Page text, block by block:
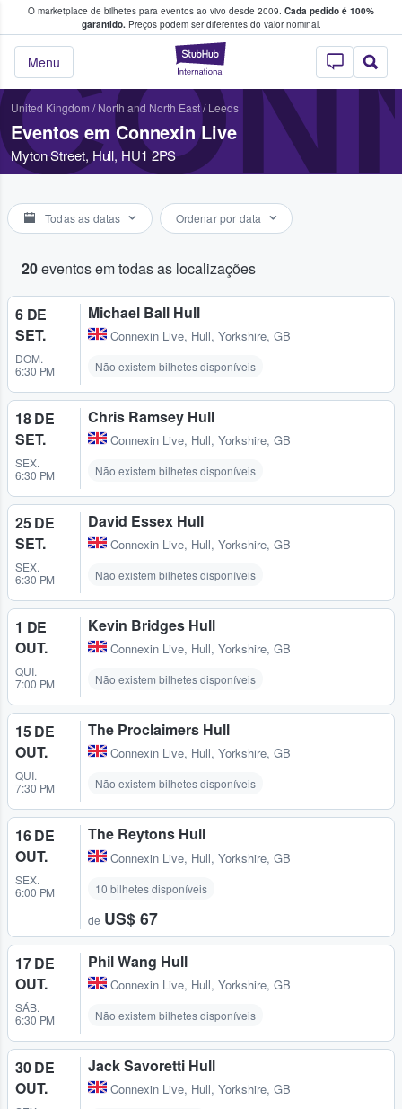
O marketplace de bilhetes para eventos ao vivo desde 2009. Cada pedido é 100%
garantido.Preços podem ser diferentes do valor nominal.
StubHub – onde
Menu
fãs compram e vendem bilhetes
United Kingdom / North and North East/ Leeds
Eventos em Connexin Live
Myton Street, Hull, HU1 2PS
Todas as datas Ordenar por data
20eventos em todas as localizações
6 DE
SET.
DOM.
6:30 PM
Michael Ball Hull
Connexin Live, Hull, Yorkshire, GB
Não existem bilhetes disponíveis
18 DE
SET.
SEX.
6:30 PM
Chris Ramsey Hull
Connexin Live, Hull, Yorkshire, GB
Não existem bilhetes disponíveis
25 DE
SET.
SEX.
6:30 PM
David Essex Hull
Connexin Live, Hull, Yorkshire, GB
Não existem bilhetes disponíveis
1 DE
OUT.
QUI.
7:00 PM
Kevin Bridges Hull
Connexin Live, Hull, Yorkshire, GB
Não existem bilhetes disponíveis
15 DE
OUT.
QUI.
7:30 PM
The Proclaimers Hull
Connexin Live, Hull, Yorkshire, GB
Não existem bilhetes disponíveis
16 DE
OUT.
SEX.
6:00 PM
The Reytons Hull
Connexin Live, Hull, Yorkshire, GB
10 bilhetes disponíveis
de US$ 67
17 DE
OUT.
SÁB.
6:30 PM
Phil Wang Hull
Connexin Live, Hull, Yorkshire, GB
Não existem bilhetes disponíveis
30 DE
OUT.
Jack Savoretti Hull
Connexin Live, Hull, Yorkshire, GB